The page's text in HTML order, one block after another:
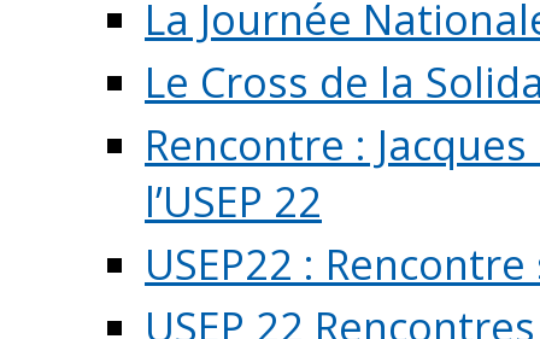
La Journée
Le Cross de la
Rencontre :
l’USEP 22
USEP22 :
USEP 22